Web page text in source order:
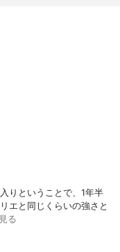
りということで、1年半
エと同じくらいの強さと
る